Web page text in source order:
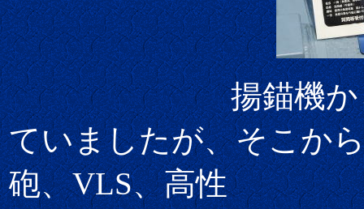
揚錨機から先の
ていましたが、そこか
砲、VLS、高性